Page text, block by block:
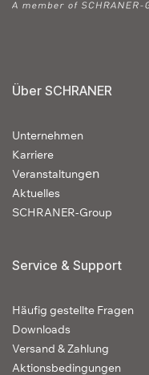
Über SCHRANER
Unternehmen
Karriere
Veranstaltungen
Aktuelles
SCHRANER-Group
Service & Support
Häufig gestellte Fragen
Downloads
Versand & Zahlung
Aktionsbedingungen